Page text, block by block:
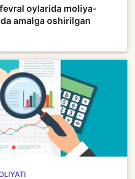
oylarida moliya-
amalga oshirilgan